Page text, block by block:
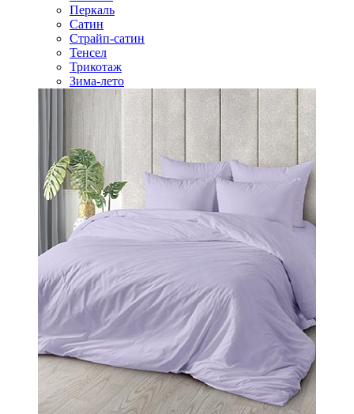
Перкаль
Сатин
Страйп-сатин
Тенсел
Трикотаж
Зима-лето